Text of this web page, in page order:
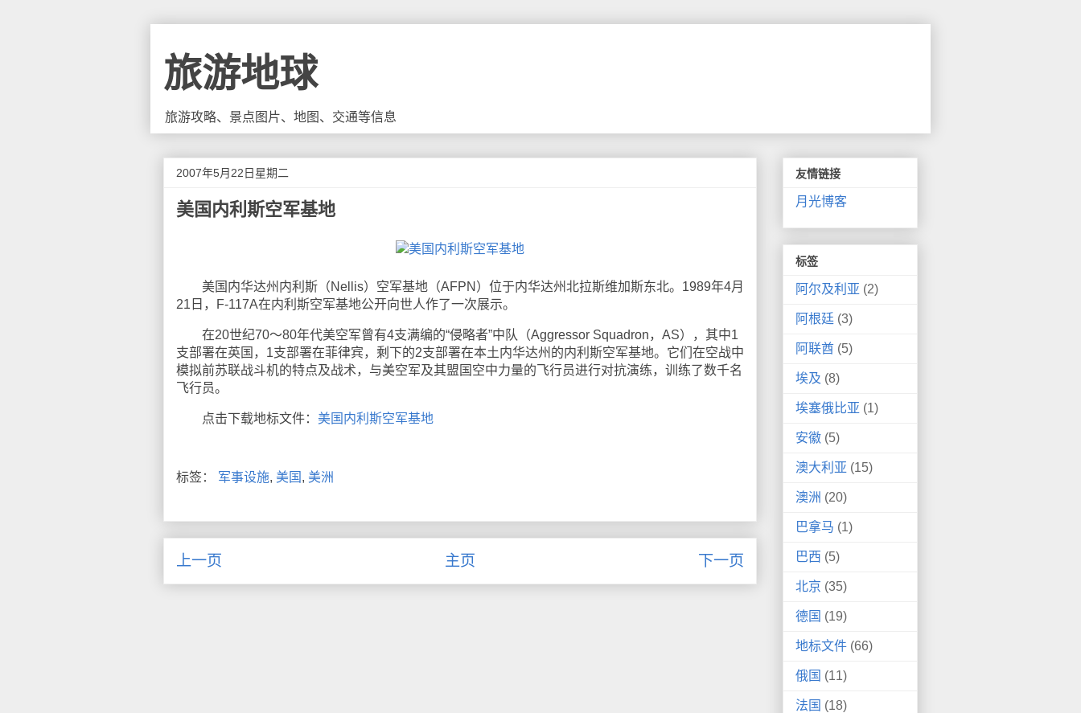
旅游地球
旅游攻略、景点图片、地图、交通等信息
2007年5月22日星期二
美国内利斯空军基地
美国内华达州内利斯（Nellis）空军基地（AFPN）位于内华达州北拉斯维加斯东北。1989年4月
21日，F-117A在内利斯空军基地公开向世人作了一次展示。
在20世纪70～80年代美空军曾有4支满编的“侵略者”中队（Aggressor Squadron，AS），其中1
支部署在英国，1支部署在菲律宾，剩下的2支部署在本土内华达州的内利斯空军基地。它们在空战中
模拟前苏联战斗机的特点及战术，与美空军及其盟国空中力量的飞行员进行对抗演练，训练了数千名
飞行员。
点击下载地标文件： 美国内利斯空军基地
标签： 军事设施, 美国 , 美洲
上一页 下一页
主页
友情链接
月光博客
标签
阿尔及利亚 (2)
阿根廷 (3)
阿联酋 (5)
埃及 (8)
埃塞俄比亚 (1)
安徽 (5)
澳大利亚 (15)
澳洲 (20)
巴拿马 (1)
巴西 (5)
北京 (35)
德国 (19)
地标文件 (66)
俄国 (11)
法国 (18)